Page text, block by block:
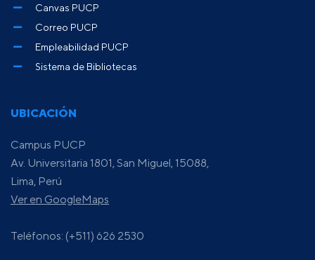
UBICACIÓN
Campus PUCP
Av. Universitaria 1801, San Miguel, 15088,
Lima, Perú
Ver en GoogleMaps
Teléfonos: (+511) 626 2530
Canvas PUCP
Correo PUCP
Empleabilidad PUCP
Sistema de Bibliotecas